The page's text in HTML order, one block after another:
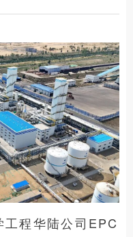
程华陆公司EPC